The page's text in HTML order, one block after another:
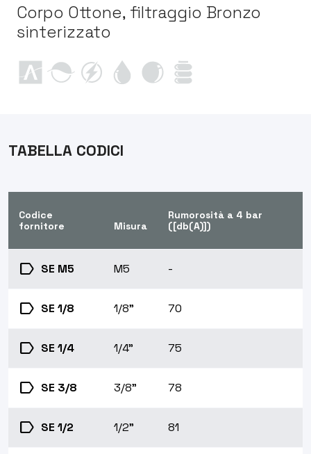
Corpo Ottone, filtraggio Bronzo
sinterizzato
TABELLA CODICI
Codice
fornitore
Misura
Rumorosità a 4 bar
([db(A)])
label SE M5 M5 -
label SE 1/8 1/8" 70
label SE 1/4 1/4" 75
label SE 3/8 3/8" 78
label SE 1/2 1/2" 81